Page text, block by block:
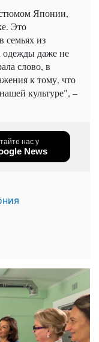
Японии,
Это
семьях из
одежды даже не
слово, в
к тому, что
культуре", –
нас у
News